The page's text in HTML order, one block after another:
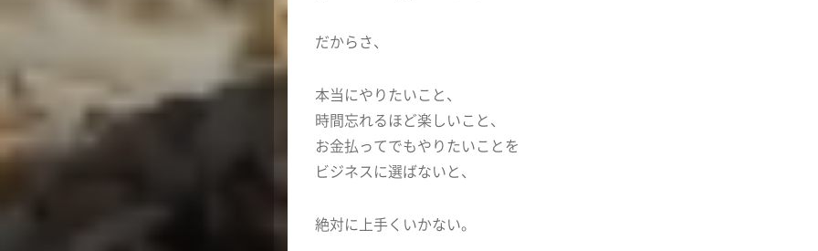
だからさ、
本当にやりたいこと、
時間忘れるほど楽しいこと、
お金払ってでもやりたいことを
ビジネスに選ばないと、
絶対に上手くいかない。